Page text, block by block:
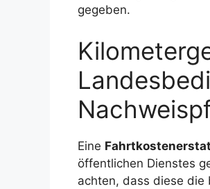
gegeben.
Eine
öffentlichen Dienstes
achten, dass diese die